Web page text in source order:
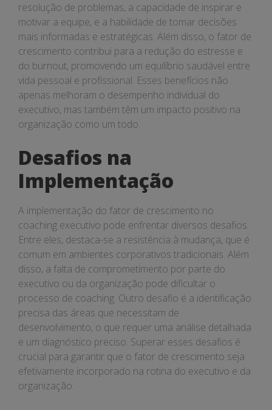
resolução de problemas, a capacidade de inspirar e
motivar a equipe, e a habilidade de tomar decisões
mais informadas e estratégicas. Além disso, o fator de
crescimento contribui para a redução do estresse e
do burnout, promovendo um equilíbrio saudável entre
vida pessoal e profissional. Esses benefícios não
apenas melhoram o desempenho individual do
executivo, mas também têm um impacto positivo na
organização como um todo.
Desafios na
Implementação
A implementação do fator de crescimento no
coaching executivo pode enfrentar diversos desafios.
Entre eles, destaca-se a resistência à mudança, que é
comum em ambientes corporativos tradicionais. Além
disso, a falta de comprometimento por parte do
executivo ou da organização pode dificultar o
processo de coaching. Outro desafio é a identificação
precisa das áreas que necessitam de
desenvolvimento, o que requer uma análise detalhada
e um diagnóstico preciso. Superar esses desafios é
crucial para garantir que o fator de crescimento seja
efetivamente incorporado na rotina do executivo e da
organização.